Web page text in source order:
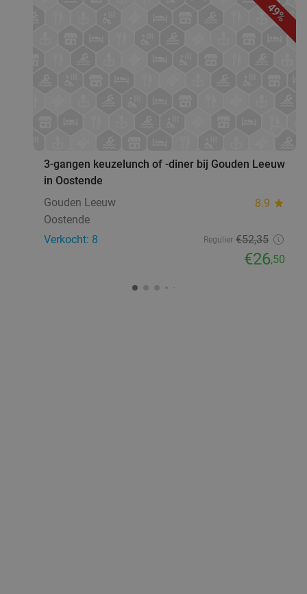
49%
3-gangen keuzelunch of -diner bij Gouden Leeuw
in Oostende
Gouden Leeuw
8.9 star
Oostende
Verkocht: 8
Regulier €52,35
€26,50